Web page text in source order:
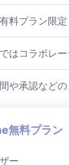
料プラン限定
はコラボレ
や承認など
無料プラン
ー